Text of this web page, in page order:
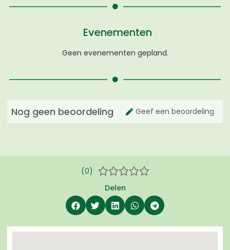
(0) 
Delen
Evenementen
Geen evenementen gepland.
Nog geen beoordeling Geef een beoordeling